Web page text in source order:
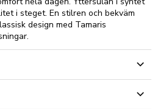
i steget. En stilren och bekväm
design med Tamaris